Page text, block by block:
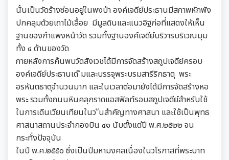
นั้นเป็นวัดร้างซ่อนอยู่ในพงป่า องค์เจดีย์ประธานมีสภาพหักพัง
ปกคลุมด้วยเถาไม้เลื้อย มีมูลดินและแนวอิฐก่อที่แสดงให้เห็น
ฐานของกำแพงหน้าวัด รวมทั้งฐานองค์เจดีย์บริวารบริเวณมุม
ทั้ง ๔ ด้านของวัด
ภายหลังการค้นพบวัดสังเวชได้มีการจัดสร้างสถูปเจดีย์ครอบ
องค์เจดีย์ประธานเด ิมและบรรจุพระบรมสารีริกธาตุ พระ
อรหันตธาตุจำนวนมาก และในเวลาต่อมายังได้มีการจัดสร้างหอ
พระ รวมทั้งถนนหินคลุกราดแอสฟัลท์รอบสถูปเจดีย์สำหรับใช้
ในการเดินเวียนเทียนในว ันสำคัญทางศาสนา และใช้เป็นพุทธ
ศาสนาสถานประจำกองบิน ๔๑ นับตั้งแต่ปี พ.ศ.๒๕๒๒ จน
กระทั่งปัจจุบัน
ในปี พ.ศ.๒๕๕๐ ซึ่งเป็นปีมหามงคลเนื่องในวโรกาสที่พระบาท